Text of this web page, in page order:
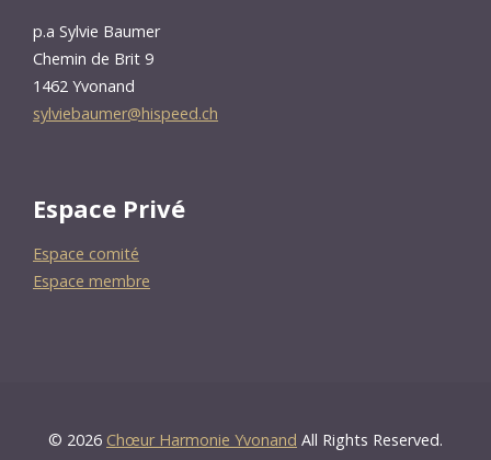
p.a Sylvie Baumer
Chemin de Brit 9
1462 Yvonand
sylviebaumer@hispeed.ch
Espace Privé
Espace comité
Espace membre
© 2026 Chœur Harmonie Yvonand All Rights Reserved.